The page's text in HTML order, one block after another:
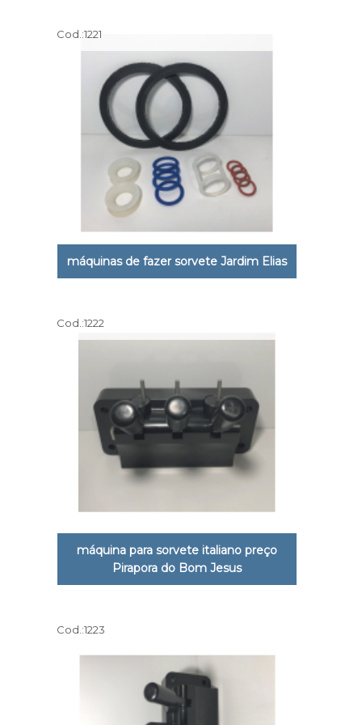
Cod.:1221
máquinas de fazer sorvete Jardim Elias
Cod.:1222
máquina para sorvete italiano preço
Pirapora do Bom Jesus
Cod.:1223